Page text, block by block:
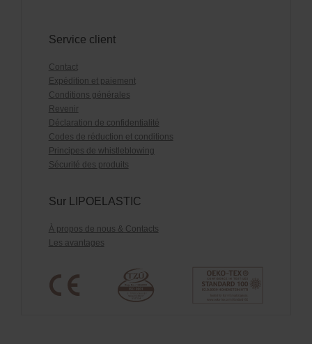
Service client
Contact
Expédition et paiement
Conditions générales
Revenir
Déclaration de confidentialité
Codes de réduction et conditions
Principes de whistleblowing
Sécurité des produits
Sur LIPOELASTIC
À propos de nous & Contacts
Les avantages